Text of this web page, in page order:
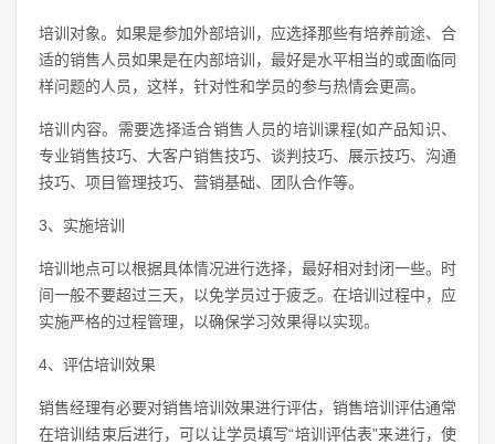
培训对象。如果是参加外部培训，应选择那些有培养前途、合
适的销售人员如果是在内部培训，最好是水平相当的或面临同
样问题的人员，这样，针对性和学员的参与热情会更高。
培训内容。需要选择适合销售人员的培训课程(如产品知识、
专业销售技巧、大客户销售技巧、谈判技巧、展示技巧、沟通
技巧、项目管理技巧、营销基础、团队合作等。
3、实施培训
培训地点可以根据具体情况进行选择，最好相对封闭一些。时
间一般不要超过三天，以免学员过于疲乏。在培训过程中，应
实施严格的过程管理，以确保学习效果得以实现。
4、评估培训效果
销售经理有必要对销售培训效果进行评估，销售培训评估通常
在培训结束后进行，可以让学员填写“培训评估表”来进行，使